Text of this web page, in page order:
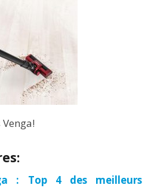
: Top 4 des meilleurs